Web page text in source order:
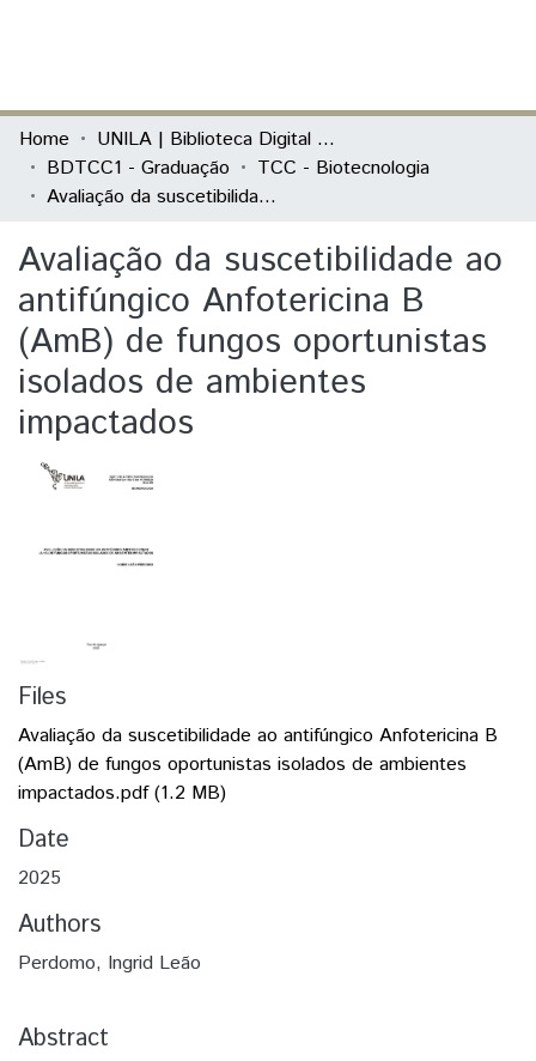
Communities & Collections
All of DSpace
Home
UNILA | Biblioteca Digital de Trabalhos de Conclusão de Curso
BDTCC1 - Graduação
TCC - Biotecnologia
Avaliação da suscetibilidade ao antifúngico Anfotericina B (AmB) de fungos oportunistas isolados de ambientes impactados
Avaliação da suscetibilidade ao
antifúngico Anfotericina B
(AmB) de fungos oportunistas
isolados de ambientes
impactados
Files
Avaliação da suscetibilidade ao antifúngico Anfotericina B
(AmB) de fungos oportunistas isolados de ambientes
impactados.pdf(1.2 MB)
Date
2025
Authors
Perdomo, Ingrid Leão
Abstract